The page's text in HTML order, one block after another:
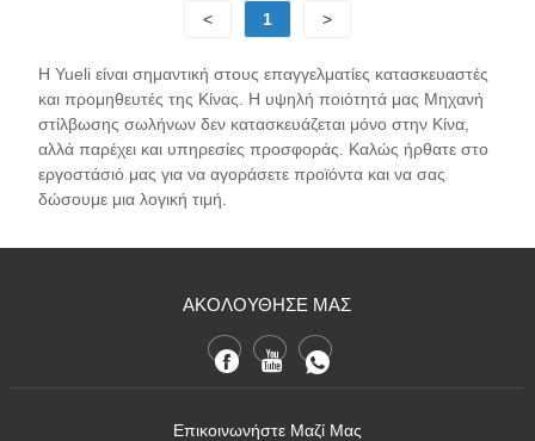
< 1 >
Η Yueli είναι σημαντική στους επαγγελματίες κατασκευαστές
και προμηθευτές της Κίνας. Η υψηλή ποιότητά μας Μηχανή
στίλβωσης σωλήνων δεν κατασκευάζεται μόνο στην Κίνα,
αλλά παρέχει και υπηρεσίες προσφοράς. Καλώς ήρθατε στο
εργοστάσιό μας για να αγοράσετε προϊόντα και να σας
δώσουμε μια λογική τιμή.
ΑΚΟΛΟΥΘΗΣΕ ΜΑΣ
Επικοινωνήστε Μαζί Μας